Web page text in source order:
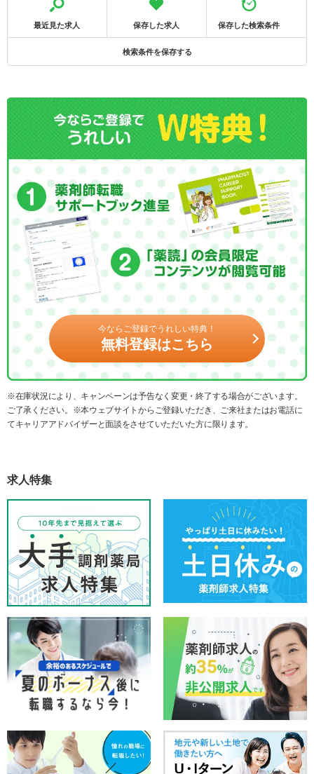
最近見た求人 保存した求人 保存した検索条件
検索条件を保存する
今ならご登録でうれしい特典！
無料登録はこちら
※在庫状況により、キャンペーンは予告なく変更・終了する場合がございます。
ご了承ください。※本ウェブサイトからご登録いただき、ご来社またはお電話に
てキャリアアドバイザーと面談をさせていただいた方に限ります。
求人特集